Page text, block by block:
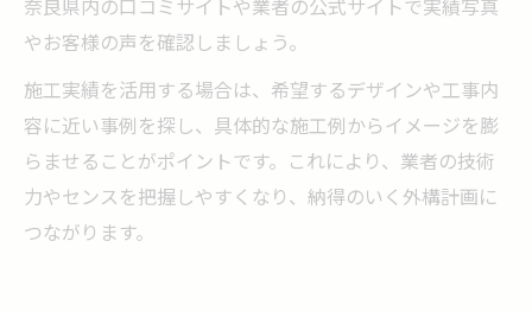
やお客様の声を確認しましょう。
施工実績を活用する場合は、希望するデザインや工事内
容に近い事例を探し、具体的な施工例からイメージを膨
らませることがポイントです。これにより、業者の技術
力やセンスを把握しやすくなり、納得のいく外構計画に
つながります。